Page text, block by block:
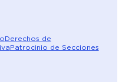
Derechos de
Patrocinio de Secciones